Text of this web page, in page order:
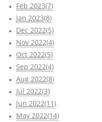
Feb 2023(7)
Jan 2023(8)
Dec 2022(5)
Nov 2022(4)
Oct 2022(5)
Sep 2022(4)
Aug 2022(8)
Jul 2022(3)
Jun 2022(11)
May 2022(14)